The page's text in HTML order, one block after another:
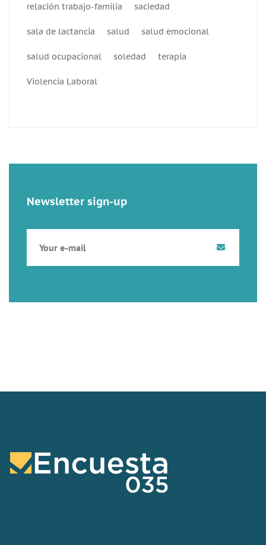
relación trabajo-familia saciedad
sala de lactancia salud salud emocional
salud ocupacional soledad terapia
Violencia Laboral
Newsletter sign-up